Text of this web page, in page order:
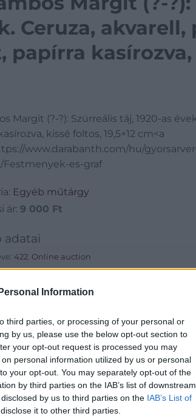
Information
third parties, or processing of your personal or
by us, please use the below opt-out section to
your opt-out request is processed you may
personal information utilized by us or personal
your opt-out. You may separately opt-out of the
by third parties on the IAB’s list of downstream
by us to third parties on the IAB’s List of
it to other third parties.
Ceruza,
papírra kasírozva,
Margit (?-?): Szürreális táj, 1920-as
kissé foltos, 19,5×12 cm<a
www.darabanth.com/hu/
Festmenyek-es-graf
Egyéb műtárgy
ár: 9 000 Ft
adatai
422. Online auction
Eladó: Darabanth Kft
Cím: Csonka Krisztián
Darabanth
Budapest
Andrássy út 16.
1061
Telefon: 317-4757,